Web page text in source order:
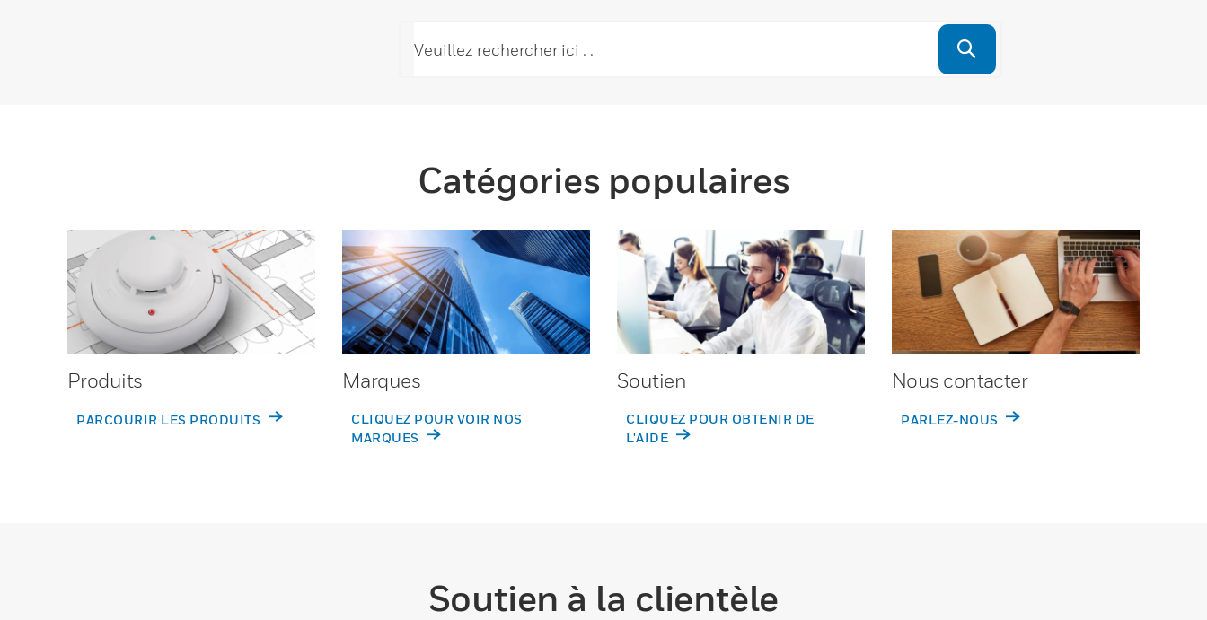
Catégories populaires
Produits
PARCOURIR LES PRODUITS
Marques
CLIQUEZ POUR VOIR NOS
MARQUES
Soutien
CLIQUEZ POUR OBTENIR DE
L'AIDE
Nous contacter
PARLEZ-NOUS
Soutien à la clientèle